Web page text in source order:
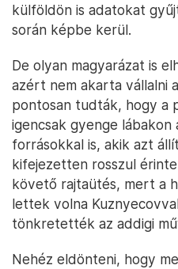
külföldön is adatokat
során képbe kerül.
De olyan magyarázat is
azért nem akarta vállalni
pontosan tudták, hogy a
igencsak gyenge
forrásokkal is, akik azt
kifejezetten rosszul
követő rajtaütés, mert a
lettek volna
tönkretették az addigi
Nehéz eldönteni, hogy